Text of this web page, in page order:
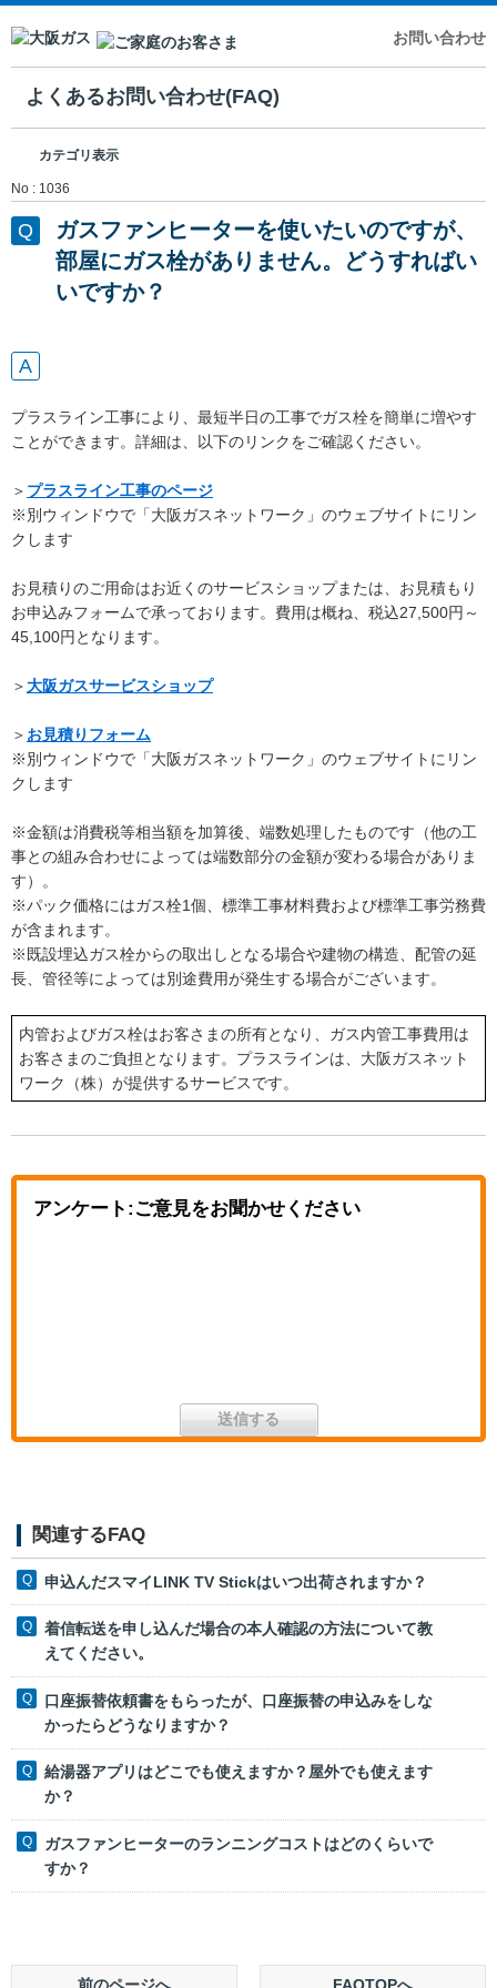
お問い合わせ
よくあるお問い合わせ(FAQ)
カテゴリ表示
No : 1036
ガスファンヒーターを使いたいのですが、
部屋にガス栓がありません。どうすればい
いですか？
プラスライン工事により、最短半日の工事でガス栓を簡単に増やす
ことができます。詳細は、以下のリンクをご確認ください。
＞ プラスライン工事のページ
※別ウィンドウで「大阪ガスネットワーク」のウェブサイトにリン
クします
お見積りのご用命はお近くのサービスショップまたは、お見積もり
お申込みフォームで承っております。費用は概ね、税込27,500円～
45,100円となります。
＞大阪ガスサービスショップ
＞ お見積りフォーム
※別ウィンドウで「大阪ガスネットワーク」のウェブサイトにリン
クします
※金額は消費税等相当額を加算後、端数処理したものです（他の工
事との組み合わせによっては端数部分の金額が変わる場合がありま
す）。
※パック価格にはガス栓1個、標準工事材料費および標準工事労務費
が含まれます。
※既設埋込ガス栓からの取出しとなる場合や建物の構造、配管の延
長、管径等によっては別途費用が発生する場合がございます。
内管およびガス栓はお客さまの所有となり、ガス内管工事費用は
お客さまのご負担となります。プラスラインは、大阪ガスネット
ワーク（株）が提供するサービスです。
アンケート:ご意見をお聞かせください
関連するFAQ
申込んだスマイLINK TV Stickはいつ出荷されますか？
着信転送を申し込んだ場合の本人確認の方法について教
えてください。
口座振替依頼書をもらったが、口座振替の申込みをしな
かったらどうなりますか？
給湯器アプリはどこでも使えますか？屋外でも使えます
か？
ガスファンヒーターのランニングコストはどのくらいで
すか？